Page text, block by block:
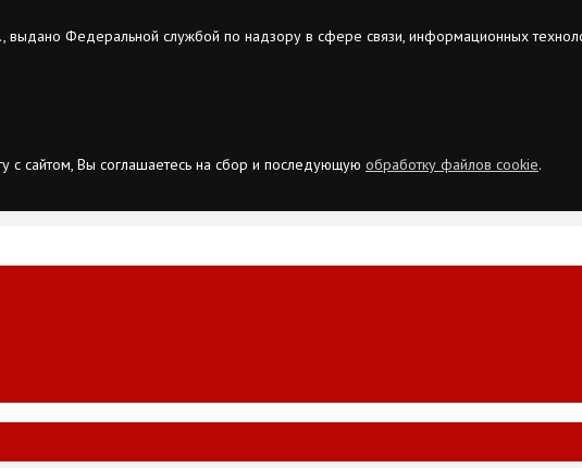
Федеральной службой по надзору в сфере связи, информационных
с сайтом, Вы соглашаетесь на сбор и последующую обработку файлов cookie.